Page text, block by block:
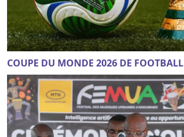
COUPE DU MONDE 2026 DE FOOTBALL